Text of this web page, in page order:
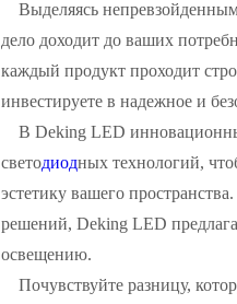
Выделяясь
дело доходит до ваших
каждый продукт проходит
инвестируете в надежное и
В Deking LED
светодиодных технологий,
эстетику вашего
решений, Deking LED
освещению.
Почувствуйте разницу,